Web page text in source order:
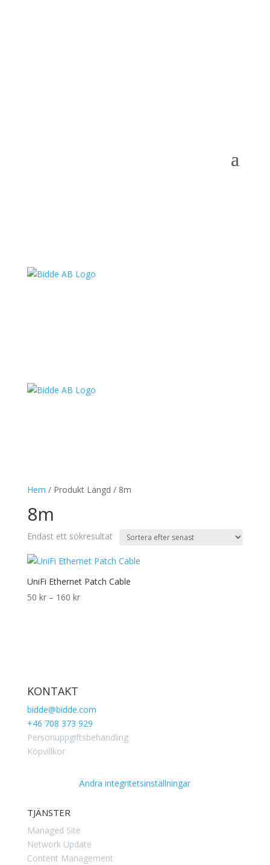
Hem / Produkt Längd / 8m
8m
Endast ett sökresultat
UniFi Ethernet Patch Cable
50 kr – 160 krPrisintervall:
KONTAKT
bidde@bidde.com
+46 708 373 929
Personuppgiftsbehandling
Köpvillkor
Ändra integritetsinställningar
TJÄNSTER
Managed Site
Network Update
Content Management